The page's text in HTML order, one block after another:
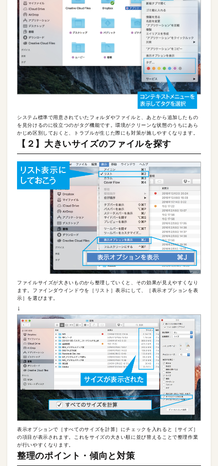
システム標準で用意されていたフォルダやファイルと、あとから追加したもの
を見分けるのに役立つのがタグ機能です。環境がクリーンな状態のうちにあら
かじめ区別しておくと、トラブルが生じた際にも対策が施しやすくなります。
【２】大きいサイズのファイルを探す
ファイルサイズが大きいものから整理していくと、その効果が見えやすくなり
ます。ファインダウインドウを［リスト］表示にして、［表示オプションを表
示］を選びます。
↓
表示オプションで［すべてのサイズを計算］にチェックを入れると［サイズ］
の項目が表示されます。これをサイズの大きい順に並び替えることで整理作業
が行いやすくなります。
整理のポイント・傾向と対策